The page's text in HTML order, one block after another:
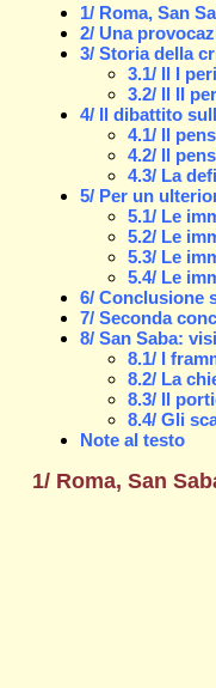
1/ Roma, San
2/ Una
3/ Storia della
3.1/ Il I
3.2/ Il II
4/ Il dibattito
4.1/ Il
4.2/ Il
4.3/ La
5/ Per un
5.1/ Le
5.2/ Le
5.3/ Le
5.4/ Le
6/ Conclusione
7/ Seconda
8/ San Saba:
8.1/ I
8.2/ La
8.3/ Il
8.4/ Gli
Note al testo
1/ Roma, San